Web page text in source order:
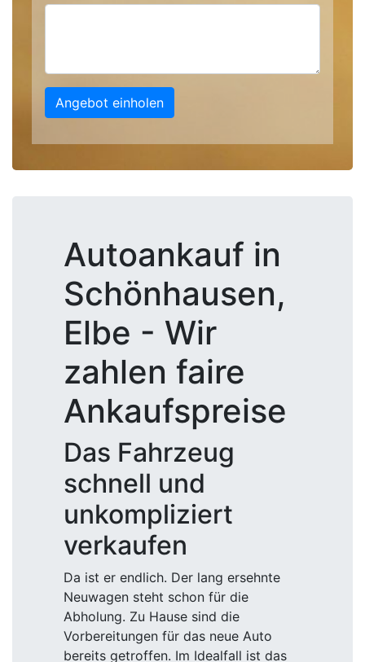
Angebot einholen
Autoankauf in
Schönhausen,
Elbe - Wir
zahlen faire
Ankaufspreise
Das Fahrzeug
schnell und
unkompliziert
verkaufen
Da ist er endlich. Der lang ersehnte
Neuwagen steht schon für die
Abholung. Zu Hause sind die
Vorbereitungen für das neue Auto
bereits getroffen. Im Idealfall ist das